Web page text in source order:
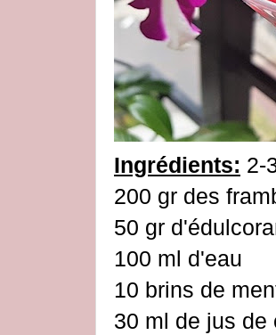
Ingrédients: 2-
200 gr des
50 gr
100 ml d'eau
10 brins de
30 ml de jus de